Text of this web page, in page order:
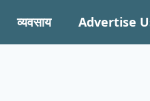
व्यवसाय Advertise